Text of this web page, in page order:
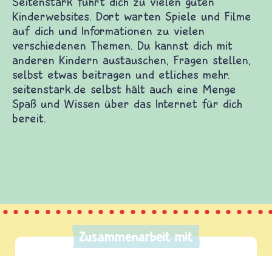
Kinderwebsites. Dort warten Spiele und Filme
auf dich und Informationen zu vielen
verschiedenen Themen. Du kannst dich mit
anderen Kindern austauschen, Fragen stellen,
selbst etwas beitragen und etliches mehr.
seitenstark.de selbst hält auch eine Menge
Spaß und Wissen über das Internet für dich
bereit.
Zusammenarbeit mit